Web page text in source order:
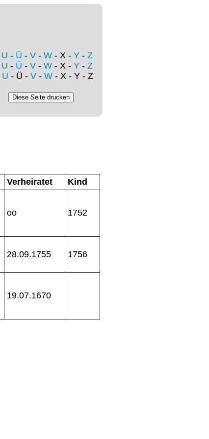
U - Ü - V - W - X - Y - Z
U - Ü - V - W - X - Y - Z
U - Ü - V- W- X - Y - Z
Verheiratet
Kind
oo 1752
28.09.1755 1756
19.07.1670